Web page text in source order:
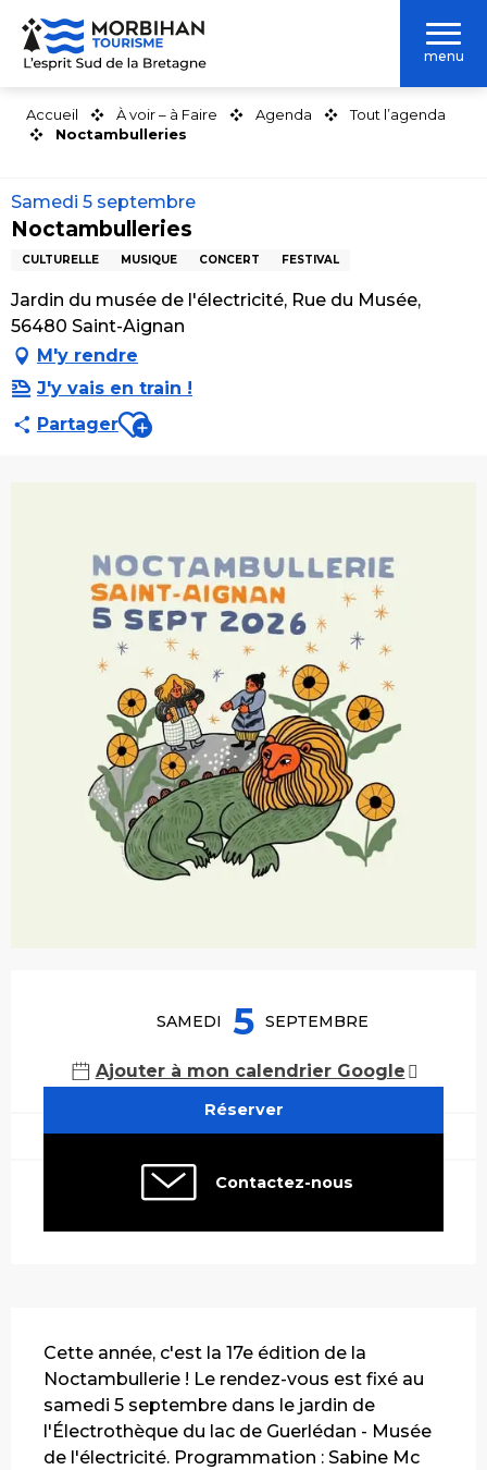
Aller
contenu
menu
Accueil À voir – à Faire Agenda
Tout l’agenda
Noctambulleries
Samedi 5 septembre
Noctambulleries
CULTURELLE MUSIQUE CONCERT FESTIVAL
Jardin du musée de l'électricité, Rue du Musée,
56480 Saint-Aignan
M'y rendre
J'y vais en train !
PartagerAjouter aux favoris
SAMEDI 5 SEPTEMBRE
Ajouter à mon calendrier Google
Réserver
Contactez-nous
Cette année, c'est la 17e édition de la
Noctambullerie ! Le rendez-vous est fixé au
samedi 5 septembre dans le jardin de
l'Électrothèque du lac de Guerlédan - Musée
de l'électricité. Programmation : Sabine Mc